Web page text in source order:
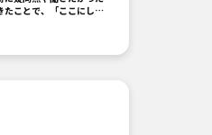
たことで、「ここにしよ